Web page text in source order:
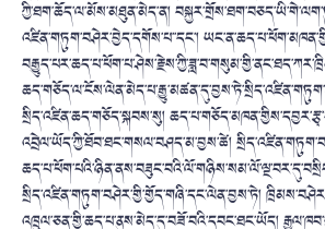
ཀྱི་ཐག་ཆོད་ལ་མོས་མཐུན་མེད་ན།
འཛིན་གཏུག་བཤེར་བྱེད་དགོས་པ་་དང་།
སྲིད་འཛིན་ཆད་གཅོད་སྐབས་སུ།
འབྲེལ་ཡོད་ཀྱི་ཐོབ་ཐང་གསལ་བཤད་མ་བྱས་ཚེ།
སྲིད་འཛིན་གཏུག་བཤེར་གྱི་གྱོད་གཞི་དང་ལེན་བྱས་ཏེ།
འཁྲུལ་ཅན་གྱི་ཆད་པ་ནུས་མེད་དུ་བཟོ་བའི་དབང་ཐང་ཡོད།